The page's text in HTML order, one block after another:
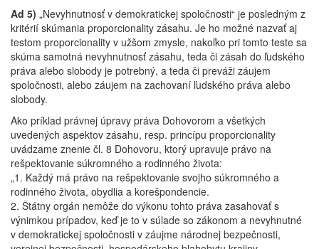
Ad 5) „Nevyhnutnosť v demokratickej spoločnosti“ je posledným z
kritérií skúmania proporcionality zásahu. Je ho možné nazvať aj
testom proporcionality v užšom zmysle, nakoľko pri tomto teste sa
skúma samotná nevyhnutnosť zásahu, teda či zásah do ľudského
práva alebo slobody je potrebný, a teda či preváži záujem
spoločnosti, alebo záujem na zachovaní ľudského práva alebo
slobody.
Ako príklad právnej úpravy práva Dohovorom a všetkých
uvedených aspektov zásahu, resp. princípu proporcionality
uvádzame znenie čl. 8 Dohovoru, ktorý upravuje právo na
rešpektovanie súkromného a rodinného života:
„1. Každý má právo na rešpektovanie svojho súkromného a
rodinného života, obydlia a korešpondencie.
2. Štátny orgán nemôže do výkonu tohto práva zasahovať s
výnimkou prípadov, keď je to v súlade so zákonom a nevyhnutné
v demokratickej spoločnosti v záujme národnej bezpečnosti,